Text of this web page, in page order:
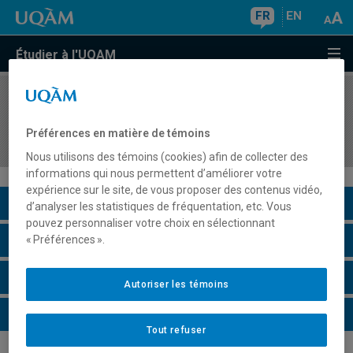
FR EN
Étudier à l'UQAM
COURS//
destinations touristiques III
Description du cours
Horaire - Été 2026
Horaire - Automne 2026
Horaire - Hiver 2027
Préférences en matière de témoins
Nous utilisons des témoins (cookies) afin de collecter des
informations qui nous permettent d’améliorer votre
expérience sur le site, de vous proposer des contenus vidéo,
d’analyser les statistiques de fréquentation, etc. Vous
pouvez personnaliser votre choix en sélectionnant
« Préférences ».
Tout refuser
Autoriser les témoins